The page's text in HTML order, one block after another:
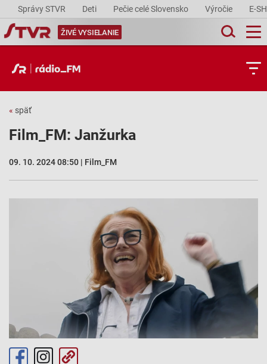
Správy STVR Deti Pečie celé Slovensko Výročie E-
ŽIVÉ VYSIELANIE
« späť
Film_FM: Janžurka
09. 10. 2024 08:50 | Film_FM